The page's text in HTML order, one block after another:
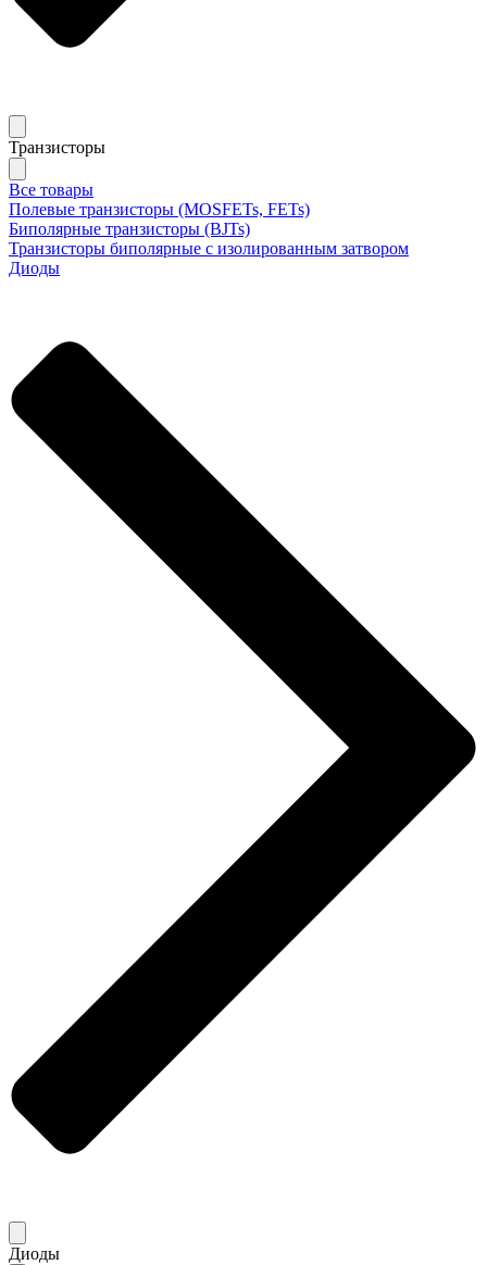
Транзисторы
Все товары
Полевые транзисторы (MOSFETs, FETs)
Биполярные транзисторы (BJTs)
Транзисторы биполярные с изолированным затвором
Диоды
Диоды